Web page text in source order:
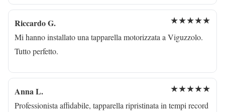
Riccardo G. ★★★★★
Mi hanno installato una tapparella motorizzata a Viguzzolo.
Tutto perfetto.
Anna L. ★★★★★
Professionista affidabile, tapparella ripristinata in tempi record